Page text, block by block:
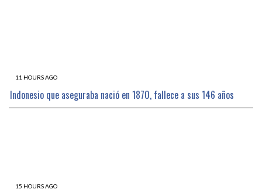
11 HOURS AGO
Indonesio que aseguraba nació en 1870, fallece a sus 146 años
15 HOURS AGO